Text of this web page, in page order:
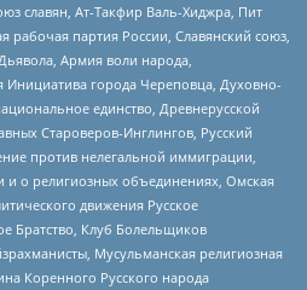
славян, Ат-Такфир Валь-Хиджра, Пит
рабочая партия России, Славянский союз,
Армия воли народа,
Инициатива города Череповца, Духовно-
единство, Древнерусской
Староверов-Инглингов, Русский
против нелегальной иммиграции,
и о религиозных объединениях, Омская
движения Русское
Братство, Клуб Болельщиков
Мусульманская религиозная
Коренного Русского народа